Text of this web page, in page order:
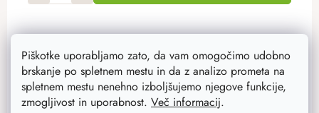
Piškotke uporabljamo zato, da vam omogočimo udobno
brskanje po spletnem mestu in da z analizo prometa na
spletnem mestu nenehno izboljšujemo njegove funkcije,
zmogljivost in uporabnost. Več informacij.
Akcija –20 %